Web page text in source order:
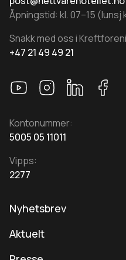
Åpningstid: kl. 07–15 (lunsj
Snakk med oss i
+47 21 49 49 21
Kontonummer:
5005 05 11011
Vipps:
2277
Nyhetsbrev
Aktuelt